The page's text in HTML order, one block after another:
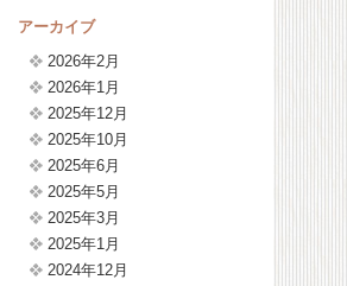
アーカイブ
2026年2月
2026年1月
2025年12月
2025年10月
2025年6月
2025年5月
2025年3月
2025年1月
2024年12月